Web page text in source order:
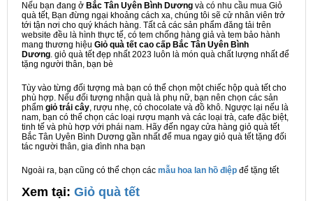
Nếu bạn đang ở Bắc Tân Uyên Bình Dương và có nhu cầu mua Giỏ
quà tết, Bạn đừng ngại khoảng cách xa, chúng tôi sẽ cử nhân viên trở
tới tận nơi cho quý khách hàng. Tất cả các sản phẩm đăng tải trên
website đều là hình thực tế, có tem chống hàng giả và tem bảo hành
mang thương hiệu Giỏ quà tết cao cấp Bắc Tân Uyên Bình
Dương. giỏ quà tết đẹp nhất 2023 luôn là món quà chất lượng nhất để
tặng người thân, bạn bè
Tùy vào từng đối tượng mà bạn có thể chọn một chiếc hộp quà tết cho
phù hợp. Nếu đối tượng nhận quà là phụ nữ, bạn nên chọn các sản
phẩm giỏ trái cây, rượu nhẹ, có chocolate và đồ khô. Ngược lại nếu là
nam, bạn có thể chọn các loại rượu mạnh và các loại trà, cafe đặc biệt,
tinh tế và phù hợp với phái nam. Hãy đến ngay cửa hàng giỏ quà tết
Bắc Tân Uyên Bình Dương gần nhất để mua ngay giỏ quà tết tặng đối
tác người thân, gia đình nha bạn
Ngoài ra, bạn cũng có thể chọn các mẫu hoa lan hồ điệp để tặng tết
Xem tại: Giỏ quà tết